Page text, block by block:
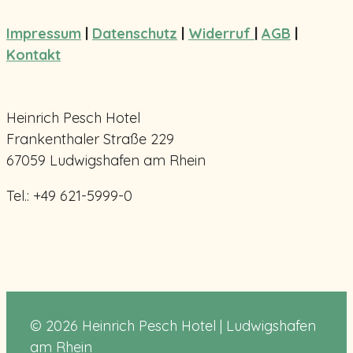
Impressum | Datenschutz | Widerruf | AGB |
Kontakt
Heinrich Pesch Hotel
Frankenthaler Straße 229
67059 Ludwigshafen am Rhein
Tel.: +49 621-5999-0
© 2026 Heinrich Pesch Hotel | Ludwigshafen
am Rhein